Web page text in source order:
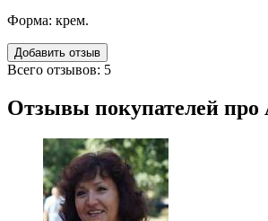
Форма: крем.
Добавить отзыв
Всего отзывов: 5
Отзывы покупателей про